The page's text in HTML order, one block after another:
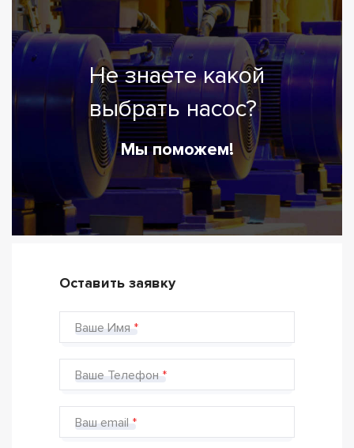
Не знаете какой
выбрать насос?
Мы поможем!
Оставить заявку
Ваше Имя
Ваше Телефон
Ваш email